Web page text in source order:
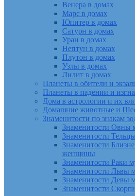
Венера в домах
Марс в домах
Юпитер в домах
Сатурн в домах
Уран в домах
Нептун в домах
Плутон в домах
Узлы в домах
Лилит в домах
Планеты в обители и
Планеты в падении и
Дома в астрологии и их
Домашние животные и
Знаменитости по знакам
Знаменитости
Знаменитости
Знаменитости
женщины
Знаменитости
Знаменитости
Знаменитости
Знаменитости